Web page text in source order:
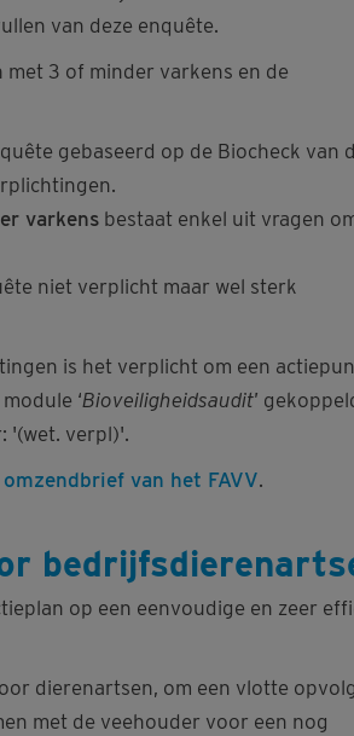
van deze enquête.
3 of minder varkens en de
gebaseerd op de Biocheck van
varkens bestaat enkel uit vragen
niet verplicht maar wel sterk
is het verplicht om een
‘Bioveiligheidsaudit’
'(wet. verpl)'.
omzendbrief van het FAVV.
op een eenvoudige en zeer
dierenartsen, om een vlotte
met de veehouder voor een nog